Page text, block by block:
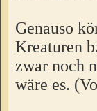
Genauso
Kreaturen
zwar noch
wäre es.